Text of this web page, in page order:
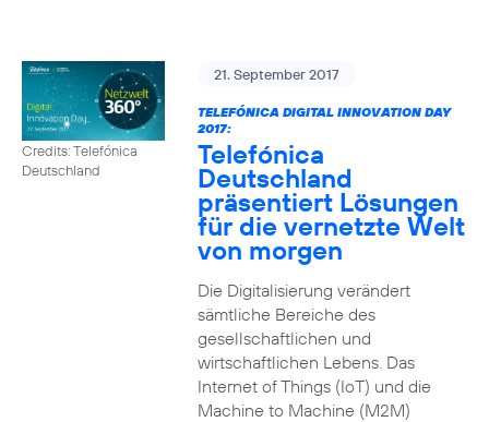
Credits: Telefónica
Deutschland
21. September 2017
TELEFÓNICA DIGITAL INNOVATION DAY
2017:
Telefónica
Deutschland
präsentiert Lösungen
für die vernetzte Welt
von morgen
Die Digitalisierung verändert
sämtliche Bereiche des
gesellschaftlichen und
wirtschaftlichen Lebens. Das
Internet of Things (IoT) und die
Machine to Machine (M2M)